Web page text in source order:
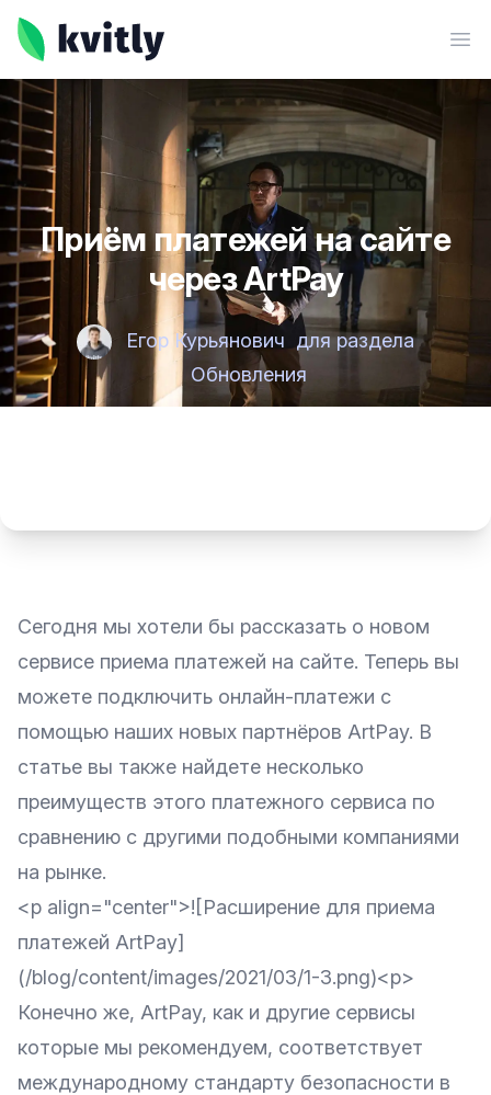
kvitly
Приём платежей на сайте
через ArtPay
Егор Курьянович для раздела
Обновления
Сегодня мы хотели бы рассказать о новом
сервисе приема платежей на сайте. Теперь вы
можете подключить онлайн-платежи с
помощью наших новых партнёров ArtPay. В
статье вы также найдете несколько
преимуществ этого платежного сервиса по
сравнению с другими подобными компаниями
на рынке.
<p align="center">![Расширение для приема
платежей ArtPay]
(/blog/content/images/2021/03/1-3.png)<p>
Конечно же, ArtPay, как и другие сервисы
которые мы рекомендуем, соответствует
международному стандарту безопасности в